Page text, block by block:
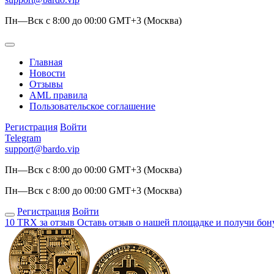
Пн—Вск с 8:00 до 00:00 GMT+3 (Москва)
Главная
Новости
Отзывы
AML правила
Пользовательское соглашение
Регистрация Войти
Telegram
support@bardo.vip
Пн—Вск с 8:00 до 00:00 GMT+3 (Москва)
Пн—Вск с 8:00 до 00:00 GMT+3 (Москва)
Регистрация Войти
10 TRX за отзыв Оставь отзыв о нашей площадке и получи